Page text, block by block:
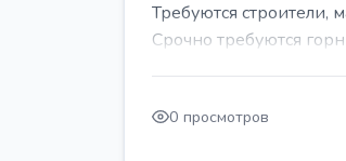
Требуются строители,
Срочно требуются
0 просмотров